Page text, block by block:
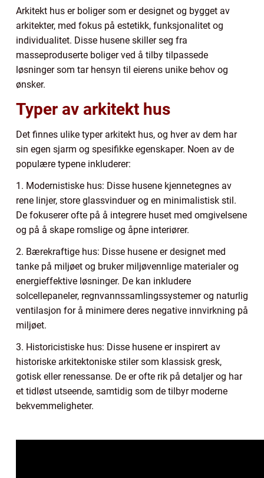
Arkitekt hus er boliger som er designet og bygget av
arkitekter, med fokus på estetikk, funksjonalitet og
individualitet. Disse husene skiller seg fra
masseproduserte boliger ved å tilby tilpassede
løsninger som tar hensyn til eierens unike behov og
ønsker.
Typer av arkitekt hus
Det finnes ulike typer arkitekt hus, og hver av dem har
sin egen sjarm og spesifikke egenskaper. Noen av de
populære typene inkluderer:
1. Modernistiske hus: Disse husene kjennetegnes av
rene linjer, store glassvinduer og en minimalistisk stil.
De fokuserer ofte på å integrere huset med omgivelsene
og på å skape romslige og åpne interiører.
2. Bærekraftige hus: Disse husene er designet med
tanke på miljøet og bruker miljøvennlige materialer og
energieffektive løsninger. De kan inkludere
solcellepaneler, regnvannssamlingssystemer og naturlig
ventilasjon for å minimere deres negative innvirkning på
miljøet.
3. Historicistiske hus: Disse husene er inspirert av
historiske arkitektoniske stiler som klassisk gresk,
gotisk eller renessanse. De er ofte rik på detaljer og har
et tidløst utseende, samtidig som de tilbyr moderne
bekvemmeligheter.